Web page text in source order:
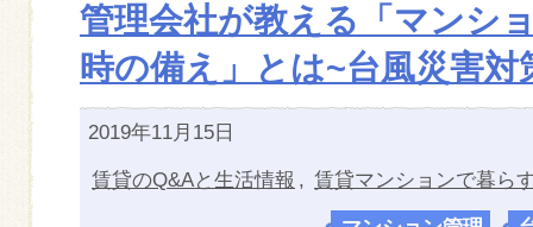
管理会社が教える「マンシ
時の備え」とは~台風災害対
2019年11月15日
賃貸のQ&Aと生活情報 , 賃貸マンションで暮ら